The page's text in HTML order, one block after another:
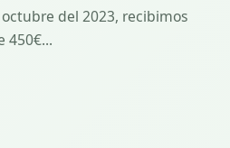
del 2023, recibimos
450€...